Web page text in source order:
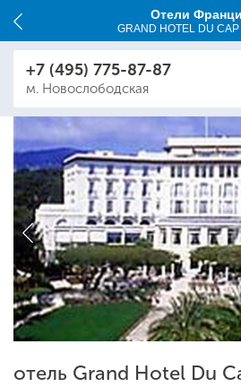
Отели
GRAND HOTEL DU CAP
+7 (495) 775-87-87
м. Новослободская
отель Grand Hotel Du